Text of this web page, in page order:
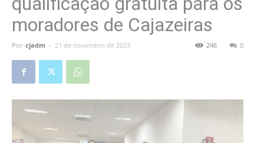
moradores de Cajazeiras
Por cjadm - 21 de novembro de 2023 0
246